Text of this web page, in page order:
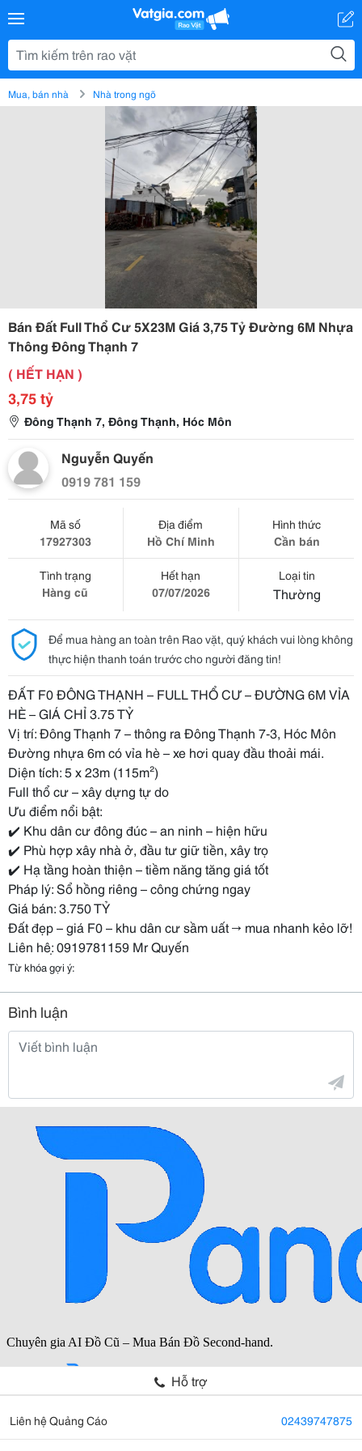
Mua, bán nhà Nhà trong ngõ
Bán Đất Full Thổ Cư 5X23M Giá 3,75 Tỷ Đường 6M Nhựa
Thông Đông Thạnh 7
( HẾT HẠN )
3,75 tỷ
Đông Thạnh 7, Đông Thạnh, Hóc Môn
Nguyễn Quyến
0919 781 159
Mã số
17927303
Địa điểm
Hồ Chí Minh
Hình thức
Cần bán
Tình trạng
Hàng cũ
Hết hạn
07/07/2026
Loại tin
Thường
Để mua hàng an toàn trên Rao vặt, quý khách vui lòng không
thực hiện thanh toán trước cho người đăng tin!
ĐẤT F0 ĐÔNG THẠNH – FULL THỔ CƯ – ĐƯỜNG 6M VỈA
HÈ – GIÁ CHỈ 3.75 TỶ
Vị trí: Đông Thạnh 7 – thông ra Đông Thạnh 7-3, Hóc Môn
Đường nhựa 6m có vỉa hè – xe hơi quay đầu thoải mái.
Diện tích: 5 x 23m (115m²)
Full thổ cư – xây dựng tự do
Ưu điểm nổi bật:
✔️ Khu dân cư đông đúc – an ninh – hiện hữu
✔️ Phù hợp xây nhà ở, đầu tư giữ tiền, xây trọ
✔️ Hạ tầng hoàn thiện – tiềm năng tăng giá tốt
Pháp lý: Sổ hồng riêng – công chứng ngay
Giá bán: 3.750 TỶ
Đất đẹp – giá F0 – khu dân cư sầm uất → mua nhanh kẻo lỡ!
Liên hệ: 0919781159 Mr Quyến
Từ khóa gợi ý:
Bình luận
Hỗ trợ
Liên hệ Quảng Cáo 02439747875